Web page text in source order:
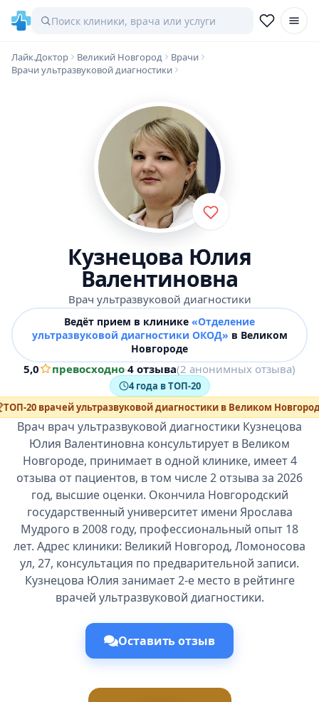
Лайк.Доктор Великий Новгород
Врачи
Врачи ультразвуковой диагностики
Кузнецова Юлия
Валентиновна
Врач ультразвуковой диагностики
Ведёт прием в клинике «Отделение
ультразвуковой диагностики ОКОД» в Великом
Новгороде
5,0 превосходно·4 отзыва(2 анонимных отзыва)
4 года в ТОП-20
ТОП-20 врачей ультразвуковой диагностики в Великом
Врач врач ультразвуковой диагностики Кузнецова
Юлия Валентиновна консультирует в Великом
Новгороде, принимает в одной клинике, имеет 4
отзыва от пациентов, в том числе 2 отзыва за 2026
год, высшие оценки. Окончила Новгородский
государственный университет имени Ярослава
Мудрого в 2008 году, профессиональный опыт 18
лет. Адрес клиники: Великий Новгород, Ломоносова
ул, 27, консультация по предварительной записи.
Кузнецова Юлия занимает 2-е место в рейтинге
врачей ультразвуковой диагностики.
Оставить отзыв